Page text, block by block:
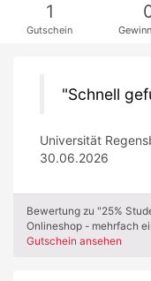
1
Gutschein
Schnell
Universität
30.06.2026
Bewertung zu "25%
Onlineshop - mehrfach
Gutschein ansehen